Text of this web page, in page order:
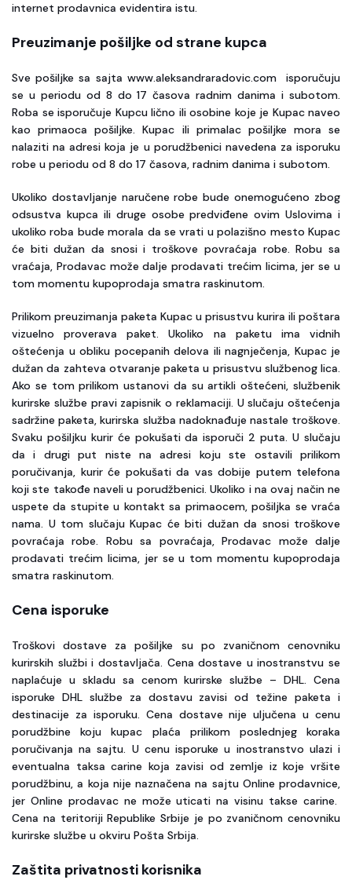
internet prodavnica evidentira istu.
Preuzimanje pošiljke od strane kupca
Sve pošiljke sa sajta www.aleksandraradovic.com isporučuju
se u periodu od 8 do 17 časova radnim danima i subotom.
Roba se isporučuje Kupcu lično ili osobine koje je Kupac naveo
kao primaoca pošiljke. Kupac ili primalac pošiljke mora se
nalaziti na adresi koja je u porudžbenici navedena za isporuku
robe u periodu od 8 do 17 časova, radnim danima i subotom.
Ukoliko dostavljanje naručene robe bude onemogućeno zbog
odsustva kupca ili druge osobe predviđene ovim Uslovima i
ukoliko roba bude morala da se vrati u polazišno mesto Kupac
će biti dužan da snosi i troškove povraćaja robe. Robu sa
vraćaja, Prodavac može dalje prodavati trećim licima, jer se u
tom momentu kupoprodaja smatra raskinutom.
Prilikom preuzimanja paketa Kupac u prisustvu kurira ili poštara
vizuelno proverava paket. Ukoliko na paketu ima vidnih
oštećenja u obliku pocepanih delova ili nagnječenja, Kupac je
dužan da zahteva otvaranje paketa u prisustvu službenog lica.
Ako se tom prilikom ustanovi da su artikli oštećeni, službenik
kurirske službe pravi zapisnik o reklamaciji. U slučaju oštećenja
sadržine paketa, kurirska služba nadoknađuje nastale troškove.
Svaku pošiljku kurir će pokušati da isporuči 2 puta. U slučaju
da i drugi put niste na adresi koju ste ostavili prilikom
poručivanja, kurir će pokušati da vas dobije putem telefona
koji ste takođe naveli u porudžbenici. Ukoliko i na ovaj način ne
uspete da stupite u kontakt sa primaocem, pošiljka se vraća
nama. U tom slučaju Kupac će biti dužan da snosi troškove
povraćaja robe. Robu sa povraćaja, Prodavac može dalje
prodavati trećim licima, jer se u tom momentu kupoprodaja
smatra raskinutom.
Cena isporuke
Troškovi dostave za pošiljke su po zvaničnom cenovniku
kurirskih službi i dostavljača. Cena dostave u inostranstvu se
naplaćuje u skladu sa cenom kurirske službe – DHL. Cena
isporuke DHL službe za dostavu zavisi od težine paketa i
destinacije za isporuku. Cena dostave nije uljučena u cenu
porudžbine koju kupac plaća prilikom poslednjeg koraka
poručivanja na sajtu. U cenu isporuke u inostranstvo ulazi i
eventualna taksa carine koja zavisi od zemlje iz koje vršite
porudžbinu, a koja nije naznačena na sajtu Online prodavnice,
jer Online prodavac ne može uticati na visinu takse carine.
Cena na teritoriji Republike Srbije je po zvaničnom cenovniku
kurirske službe u okviru Pošta Srbija.
Zaštita privatnosti korisnika